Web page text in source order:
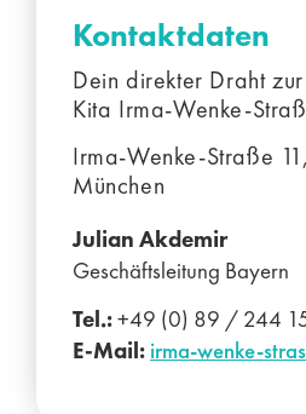
Kontaktdaten
Dein direkter Draht
Kita Irma-Wenke-
Irma-Wenke-Straße
München
Julian Akdemir
Geschäftsleitung Bayern
Tel.:+49 (0) 89 / 244
E-Mail: irma-wenke-